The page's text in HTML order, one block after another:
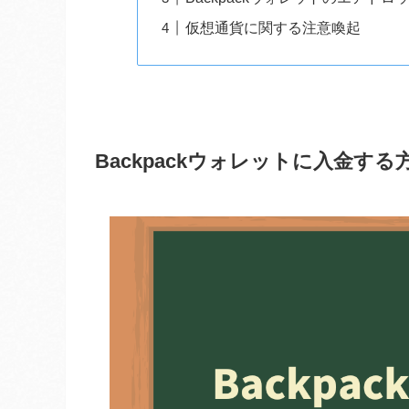
仮想通貨に関する注意喚起
Backpackウォレットに入金する